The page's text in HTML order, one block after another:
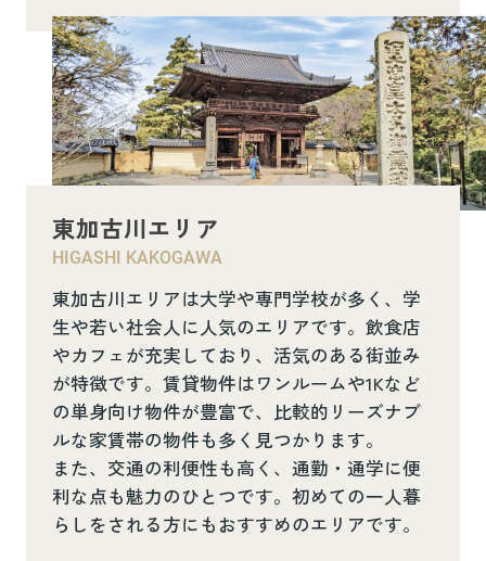
東加古川エリア
HIGASHI KAKOGAWA
東加古川エリアは大学や専門学校が多く、学
生や若い社会人に人気のエリアです。飲食店
やカフェが充実しており、活気のある街並み
が特徴です。賃貸物件はワンルームや1Kなど
の単身向け物件が豊富で、比較的リーズナブ
ルな家賃帯の物件も多く見つかります。
また、交通の利便性も高く、通勤・通学に便
利な点も魅力のひとつです。初めての一人暮
らしをされる方にもおすすめのエリアです。